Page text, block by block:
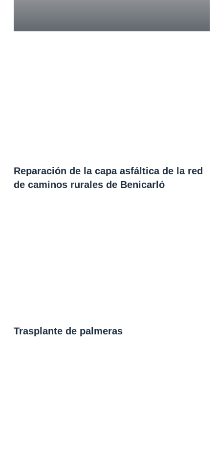
Reparación de la capa asfáltica de la red
de caminos rurales de Benicarló
Trasplante de palmeras